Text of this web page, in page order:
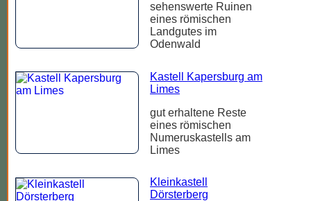
sehenswerte Ruinen
eines römischen
Landgutes im
Odenwald
Kastell Kapersburg am
Limes
gut erhaltene Reste
eines römischen
Numeruskastells am
Limes
Kleinkastell
Dörsterberg